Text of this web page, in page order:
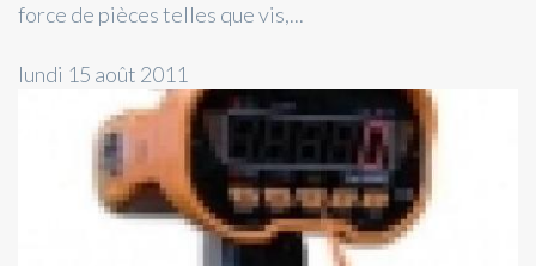
force de pièces telles que vis,...
lundi 15 août 2011